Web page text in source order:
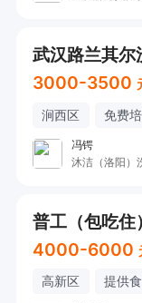
3000-3500
涧西区 免费
冯锷
沐洁（洛阳）
普工（包吃住）
4000-6000
高新区 提供